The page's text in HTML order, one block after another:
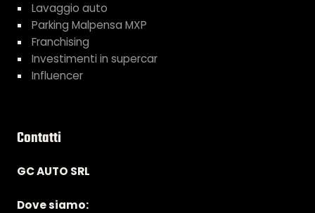
Lavaggio auto
Parking Malpensa MXP
Franchising
Investimenti in supercar
Influencer
Contatti
GC AUTO SRL
Dove siamo: